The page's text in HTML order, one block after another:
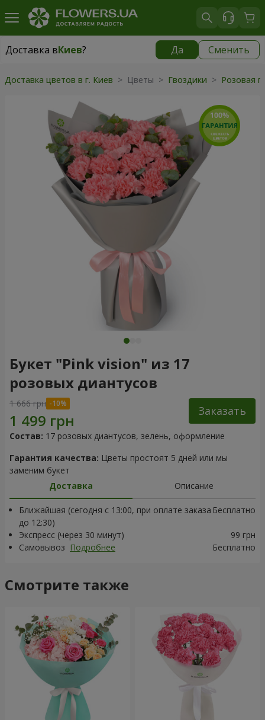
Доставка вКиев? Да Сменить
Доставка вКиев
Доставка цветов в г. Киев > Цветы > Гвоздики > Розовая
Букет "Pink vision" из 17
розовых диантусов
1 666 грн
Заказать
Состав: 17 розовых диантусов, зелень, оформление
Гарантия качества: Цветы простоят 5 дней или мы
заменим букет
Доставка
Описание
Ближайшая (сегодня с 13:00, при оплате заказа
до 12:30)
Бесплатно
Экспресс (через 30 минут)
99 грн
Самовывоз Подробнее Бесплатно
Смотрите также